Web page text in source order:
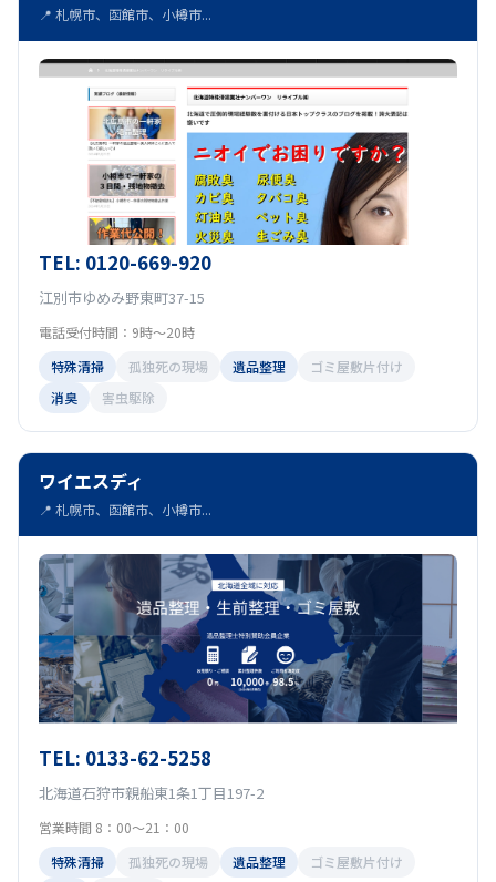
📍 札幌市、函館市、小樽市...
TEL: 0120-669-920
江別市ゆめみ野東町37-15
電話受付時間：9時～20時
特殊清掃
孤独死の現場 遺品整理
ゴミ屋敷片付け
消臭
害虫駆除
ワイエスディ
📍 札幌市、函館市、小樽市...
TEL: 0133-62-5258
北海道石狩市親船東1条1丁目197-2
営業時間 8：00〜21：00
特殊清掃
孤独死の現場 遺品整理
ゴミ屋敷片付け